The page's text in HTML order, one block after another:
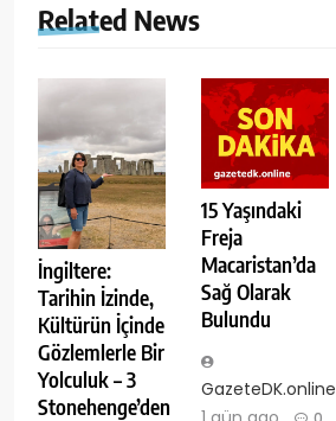
Related News
İngiltere:
Tarihin İzinde,
Kültürün İçinde
Gözlemlerle Bir
Yolculuk – 3
Stonehenge’den
15 Yaşındaki
Freja
Macaristan’da
Sağ Olarak
Bulundu
GazeteDK.online